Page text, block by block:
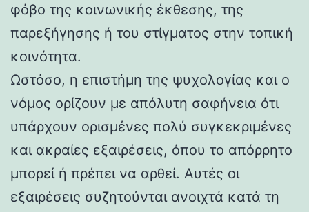
φόβο της κοινωνικής έκθεσης, της
παρεξήγησης ή του στίγματος στην τοπική
κοινότητα.
Ωστόσο, η επιστήμη της ψυχολογίας και ο
νόμος ορίζουν με απόλυτη σαφήνεια ότι
υπάρχουν ορισμένες πολύ συγκεκριμένες
και ακραίες εξαιρέσεις, όπου το απόρρητο
μπορεί ή πρέπει να αρθεί. Αυτές οι
εξαιρέσεις συζητούνται ανοιχτά κατά τη